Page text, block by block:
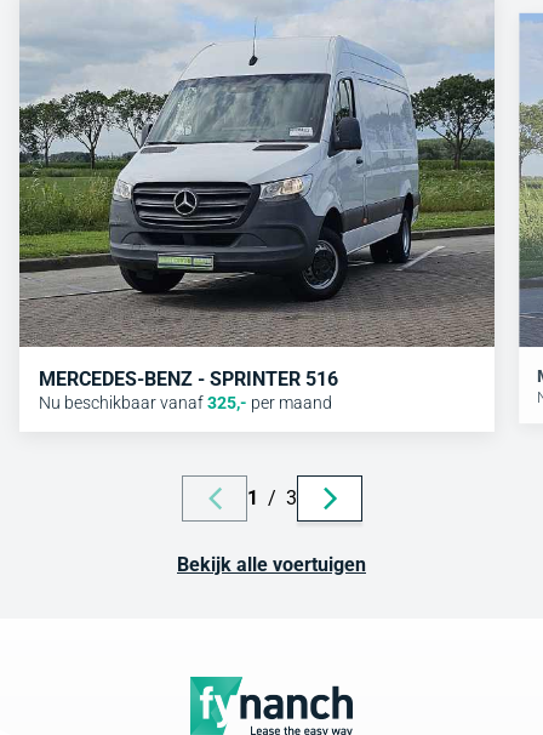
MERCEDES-BENZ - SPRINTER 516
Nu beschikbaar vanaf325,- per maand
1 / 3
Bekijk alle voertuigen